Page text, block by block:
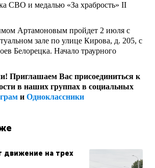
СВО и медалью «За храбрость» II
Артамоновым пройдет 2 июля с
зале по улице Кирова, д. 205, с
Белорецка. Начало траурного
Приглашаем Вас присоединиться к
в наших группах в социальных
и Одноклассники
движение на трех